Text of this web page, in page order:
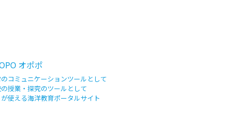
オポポ
コミュニケーションツールとして
授業・探究のツールとして
使える海洋教育ポータルサイト